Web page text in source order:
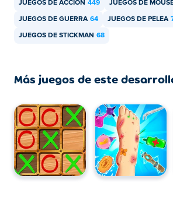
JUEGOS DE ACCIÓN 449 JUEGOS DE
JUEGOS DE GUERRA 64 JUEGOS DE PELEA
JUEGOS DE STICKMAN 68
Más juegos de este